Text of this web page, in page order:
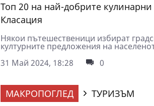
Топ 20 на най-добрите
Класация
Някои пътешественици избират
културните предложения на
31 Май 2024, 18:28
0
МАКРОПОГЛЕД
ТУРИЗЪМ